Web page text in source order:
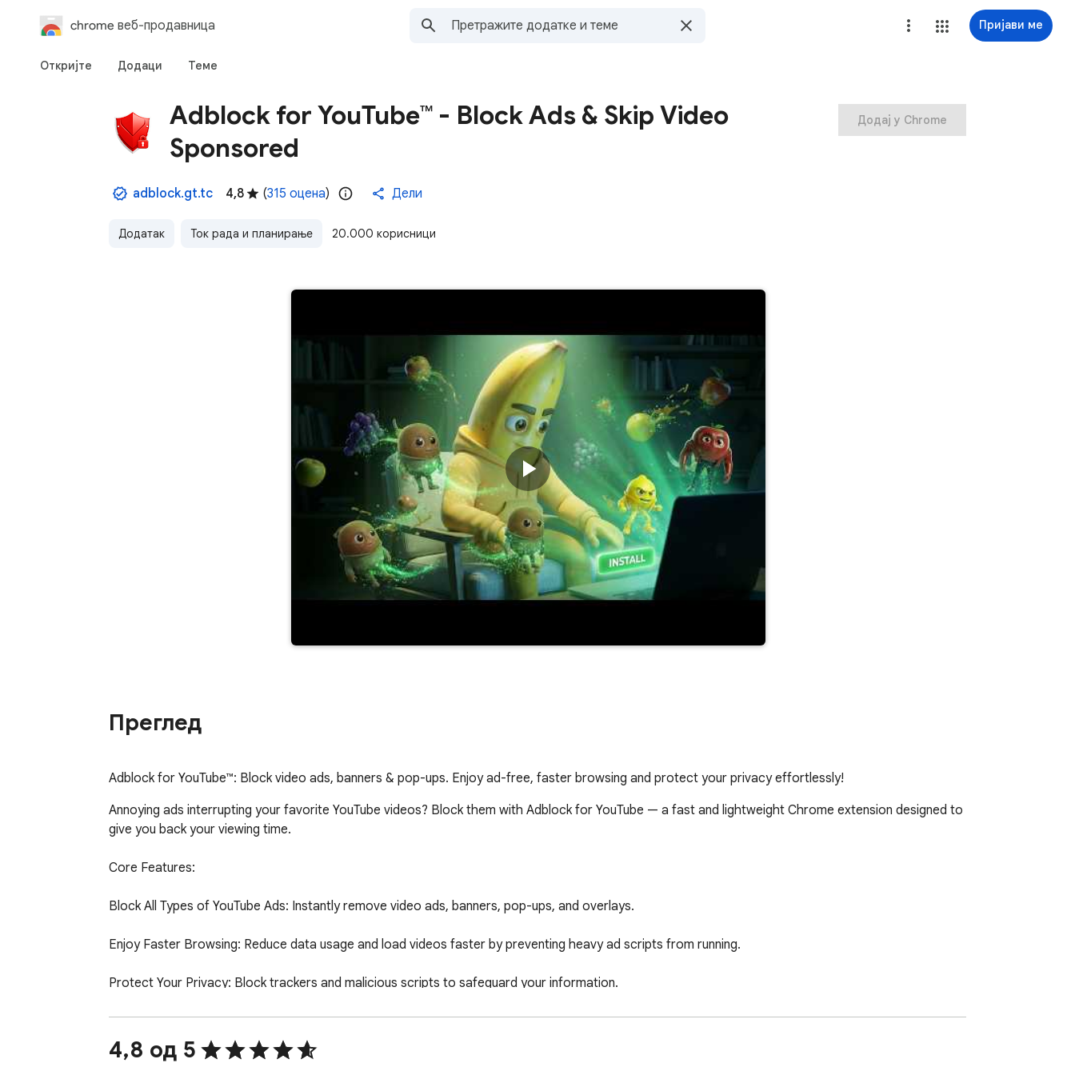
chrome веб-продавница Пријави ме
Откријте Додаци Теме
Adblock for YouTube™ - Block Ads & Skip Video
Sponsored
adblock.gt.tc 4,8 (315 оцена) Дели
Додатак Ток рада и планирање 20.000 корисници
Додај у Chrome
Преглед
Adblock for YouTube™: Block video ads, banners & pop-ups. Enjoy ad-free, faster browsing and protect your privacy effortlessly!
Annoying ads interrupting your favorite YouTube videos? Block them with Adblock for YouTube — a fast and lightweight Chrome extension designed to
give you back your viewing time.
Core Features:
Block All Types of YouTube Ads: Instantly remove video ads, banners, pop-ups, and overlays.
Enjoy Faster Browsing: Reduce data usage and load videos faster by preventing heavy ad scripts from running.
Protect Your Privacy: Block trackers and malicious scripts to safeguard your information.
Lightweight and Efficient: Works in the background without slowing down your browser.
Customizable Settings: Adjust blocking preferences easily via the extension popup.
4,8 од 5